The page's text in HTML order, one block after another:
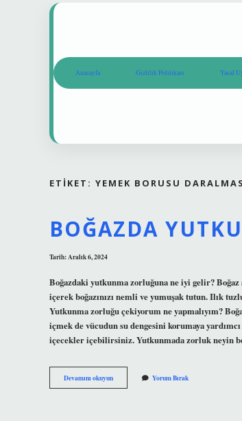
Anasayfa Gizlilik Politikası Yasal
ETIKET: YEMEK BORUSU
BOĞAZDA
Tarih: Aralık 6, 2024
Boğazdaki yutkunma zorluğuna ne iyi gelir?
içerek boğazınızı nemli ve yumuşak tutun. Ilık
Yutkunma zorluğu çekiyorum ne yapmalıyım?
içmek de vücudun su dengesini korumaya
içecekler içebilirsiniz. Yutkunmada zorluk neyin
Devamını okuyunBoğazda
Yutkunma
Yorum Bırak